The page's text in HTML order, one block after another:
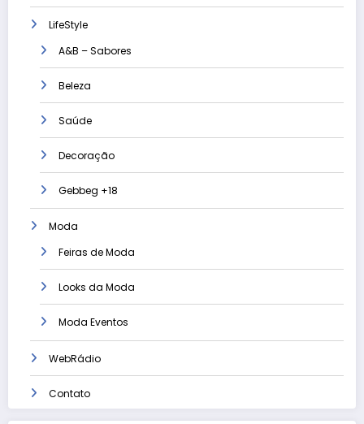
LifeStyle
A&B – Sabores
Beleza
Saúde
Decoração
Gebbeg +18
Moda
Feiras de Moda
Looks da Moda
Moda Eventos
WebRádio
Contato